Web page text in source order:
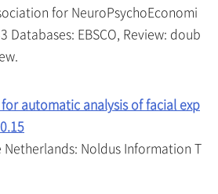
for NeuroPsychoEconomi
Databases: EBSCO, Review: doub
automatic analysis of facial exp
Netherlands: Noldus Information T